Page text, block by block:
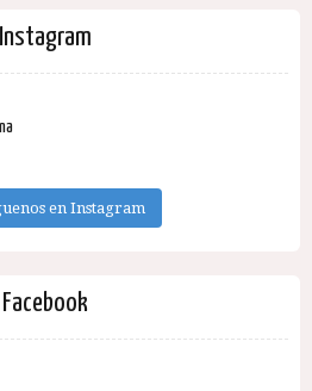
Instagram
en Instagram
Facebook